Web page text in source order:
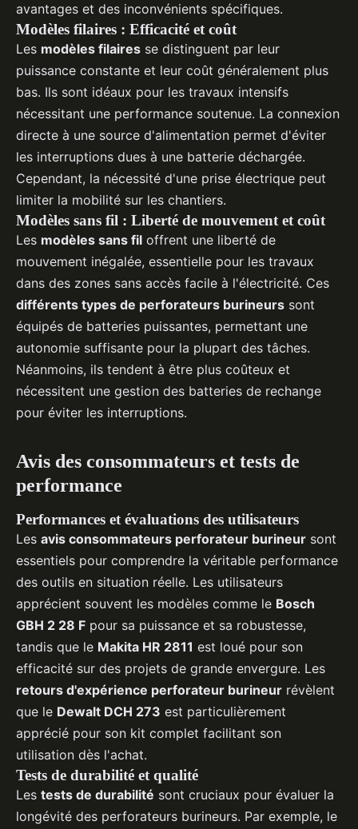
avantages et des inconvénients spécifiques.
Modèles filaires : Efficacité et coût
Les modèles filaires se distinguent par leur
puissance constante et leur coût généralement plus
bas. Ils sont idéaux pour les travaux intensifs
nécessitant une performance soutenue. La connexion
directe à une source d'alimentation permet d'éviter
les interruptions dues à une batterie déchargée.
Cependant, la nécessité d'une prise électrique peut
limiter la mobilité sur les chantiers.
Modèles sans fil : Liberté de mouvement et coût
Les modèles sans fil offrent une liberté de
mouvement inégalée, essentielle pour les travaux
dans des zones sans accès facile à l'électricité. Ces
différents types de perforateurs burineurs sont
équipés de batteries puissantes, permettant une
autonomie suffisante pour la plupart des tâches.
Néanmoins, ils tendent à être plus coûteux et
nécessitent une gestion des batteries de rechange
pour éviter les interruptions.
Avis des consommateurs et tests de
performance
Performances et évaluations des utilisateurs
Les avis consommateurs perforateur burineur sont
essentiels pour comprendre la véritable performance
des outils en situation réelle. Les utilisateurs
apprécient souvent les modèles comme le Bosch
GBH 2 28 F pour sa puissance et sa robustesse,
tandis que le Makita HR 2811 est loué pour son
efficacité sur des projets de grande envergure. Les
retours d'expérience perforateur burineur révèlent
que le Dewalt DCH 273 est particulièrement
apprécié pour son kit complet facilitant son
utilisation dès l'achat.
Tests de durabilité et qualité
Les tests de durabilité sont cruciaux pour évaluer la
longévité des perforateurs burineurs. Par exemple, le